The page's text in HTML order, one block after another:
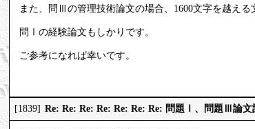
また、問Ⅲの管理技術論文の場合、1600文字を越える
問Ⅰの経験論文もしかりです。
ご参考になれば幸いです。
[1839] Re: Re: Re: Re: Re: Re: Re: 問題Ⅰ、問題Ⅲ論文